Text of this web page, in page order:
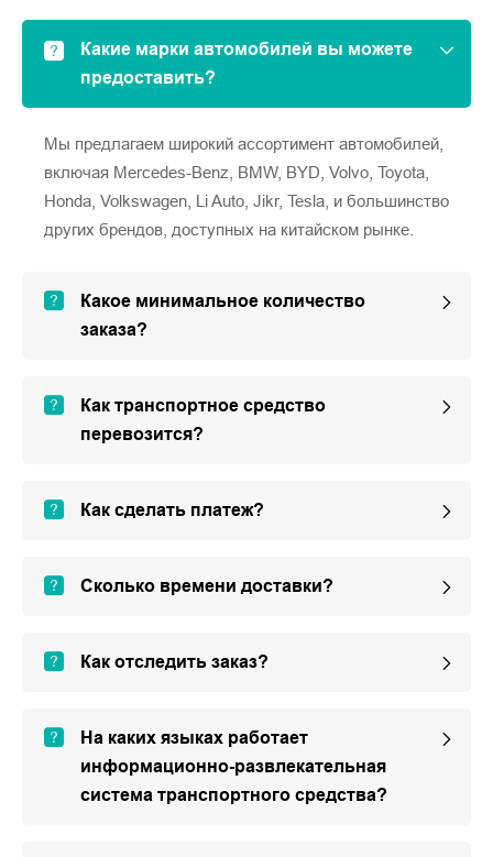
Какие марки автомобилей вы можете
предоставить?
Мы предлагаем широкий ассортимент автомобилей,
включая Mercedes-Benz, BMW, BYD, Volvo, Toyota,
Honda, Volkswagen, Li Auto, Jikr, Tesla, и большинство
других брендов, доступных на китайском рынке.
Какое минимальное количество
заказа?
Как транспортное средство
перевозится?
Как сделать платеж?
Сколько времени доставки?
Как отследить заказ?
На каких языках работает
информационно-развлекательная
система транспортного средства?